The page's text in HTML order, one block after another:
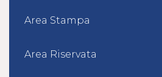
Area Stampa
Area Riservata